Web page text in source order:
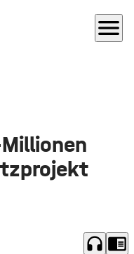
menu
headphones chrome_reader_mode